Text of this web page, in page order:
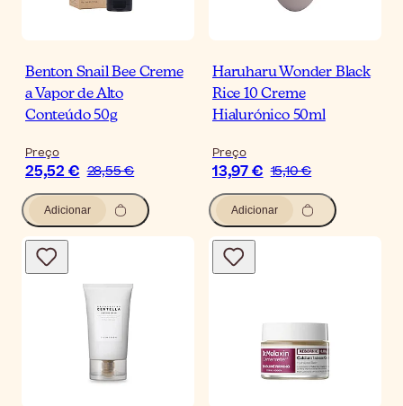
Benton Snail Bee Creme
a Vapor de Alto
Conteúdo 50g
Preço
25,52 € 28,55 €
Adicionar
Haruharu Wonder Black
Rice 10 Creme
Hialurónico 50ml
Preço
13,97 € 15,10 €
Adicionar